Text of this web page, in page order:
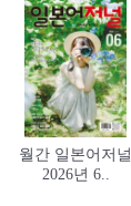
월간 일본어저널
2026년 6..